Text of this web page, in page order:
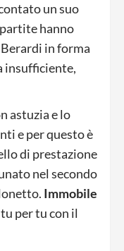
un suo
hanno
in forma
insufficiente,
astuzia e lo
e per questo è
di prestazione
nel secondo
Immobile
per tu con il